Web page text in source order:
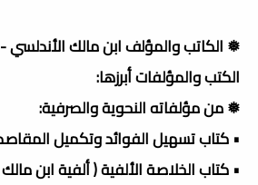
❅ الكاتب والمؤلف ابن مالك
الكتب والمؤلفات أبرزها:
❅ من مؤلفاته النحوية والصرفية:
• كتاب تسهيل الفوائد وتكميل
• كتاب الخلاصة الألفية ( ألفية ابن